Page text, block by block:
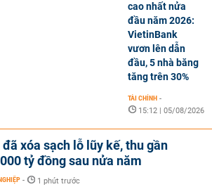
cao nhất nửa
đầu năm 2026:
VietinBank
vươn lên dẫn
đầu, 5 nhà băng
tăng trên 30%
TÀI CHÍNH -
15:12 | 05/08/2026
đã xóa sạch lỗ lũy kế, thu gần
tỷ đồng sau nửa năm
- 1 phút trước